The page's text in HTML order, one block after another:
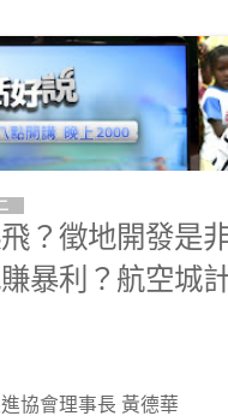
？徵地開發是
暴利？航空城
協會理事長 黃德華